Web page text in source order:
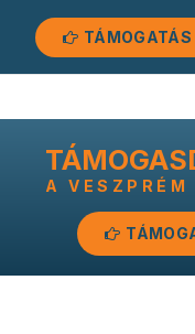
TÁMOGATÁS
A VESZPRÉM